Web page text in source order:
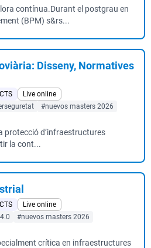
contínua.Durant el postgrau en
(BPM) s&rs...
Disseny, Normatives
Live online
#nuevos masters 2026
protecció d’infraestructures
la cont...
Live online
#nuevos masters 2026
crítica en infraestructures